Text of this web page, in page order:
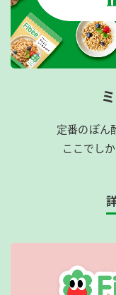
定番のぽん
ここでし